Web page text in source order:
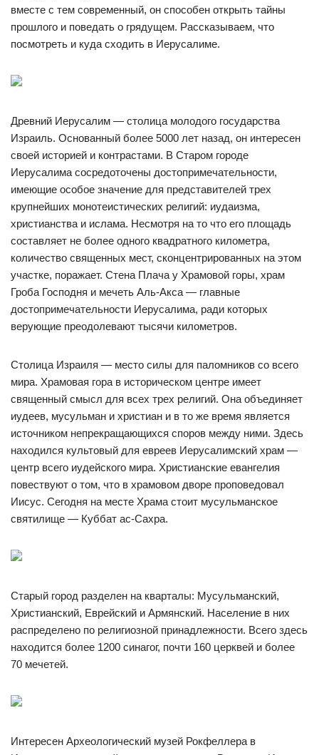
вместе с тем современный, он способен открыть тайны
прошлого и поведать о грядущем. Рассказываем, что
посмотреть и куда сходить в Иерусалиме.
Древний Иерусалим — столица молодого государства
Израиль. Основанный более 5000 лет назад, он интересен
своей историей и контрастами. В Старом городе
Иерусалима сосредоточены достопримечательности,
имеющие особое значение для представителей трех
крупнейших монотеистических религий: иудаизма,
христианства и ислама. Несмотря на то что его площадь
составляет не более одного квадратного километра,
количество священных мест, сконцентрированных на этом
участке, поражает. Стена Плача у Храмовой горы, храм
Гроба Господня и мечеть Аль-Акса — главные
достопримечательности Иерусалима, ради которых
верующие преодолевают тысячи километров.
Столица Израиля — место силы для паломников со всего
мира. Храмовая гора в историческом центре имеет
священный смысл для всех трех религий. Она объединяет
иудеев, мусульман и христиан и в то же время является
источником непрекращающихся споров между ними. Здесь
находился культовый для евреев Иерусалимский храм —
центр всего иудейского мира. Христианские евангелия
повествуют о том, что в храмовом дворе проповедовал
Иисус. Сегодня на месте Храма стоит мусульманское
святилище — Куббат ас-Сахра.
Старый город разделен на кварталы: Мусульманский,
Христианский, Еврейский и Армянский. Население в них
распределено по религиозной принадлежности. Всего здесь
находится более 1200 синагог, почти 160 церквей и более
70 мечетей.
Интересен Археологический музей Рокфеллера в